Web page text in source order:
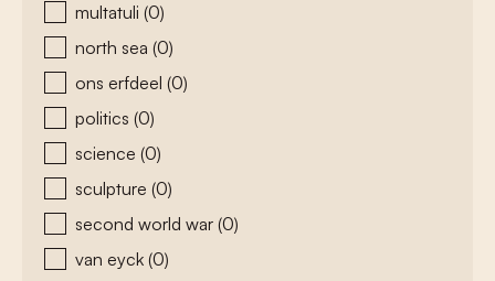
multatuli (0)
north sea (0)
ons erfdeel (0)
politics (0)
science (0)
sculpture (0)
second world war (0)
van eyck (0)